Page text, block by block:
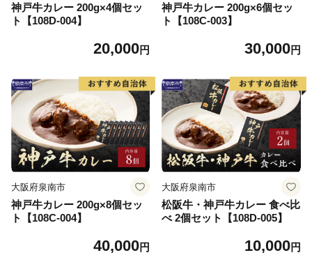
神戸牛カレー 200g×4個セッ
ト【108D-004】
20,000円
神戸牛カレー 200g×6個セッ
ト【108C-003】
30,000円
大阪府泉南市
神戸牛カレー 200g×8個セッ
ト【108C-004】
40,000円
大阪府泉南市
松阪牛・神戸牛カレー 食べ比
べ 2個セット【108D-005】
10,000円